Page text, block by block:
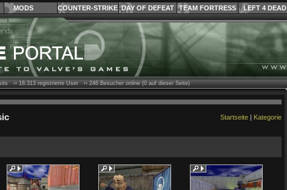
MODS COUNTER-STRIKE DAY OF DEFEAT TEAM FORTRESS LEFT 4 DEAD
››18.313registrierte User ››246Besucher online (0 auf dieser Seite)
Startseite| Kategorie